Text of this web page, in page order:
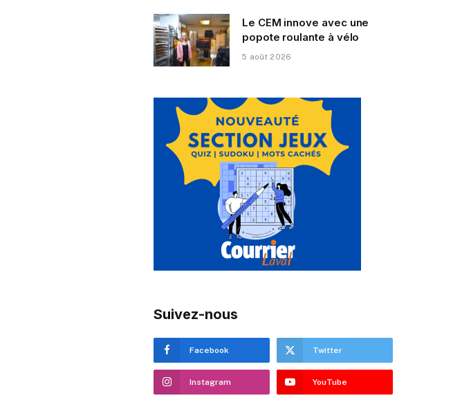
Le CEM innove avec une
popote roulante à vélo
5 août 2026
Suivez-nous
Facebook Twitter
Instagram YouTube